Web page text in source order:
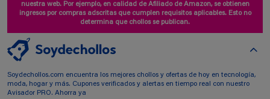
nuestra web. Por ejemplo, en calidad de Afiliado de Amazon, se obtienen
ingresos por compras adscritas que cumplen requisitos aplicables. Esto no
determina que chollos se publican.
Soydechollos.com encuentra los mejores chollos y ofertas de hoy en tecnología,
moda, hogar y más. Cupones verificados y alertas en tiempo real con nuestro
Avisador PRO. Ahorra ya